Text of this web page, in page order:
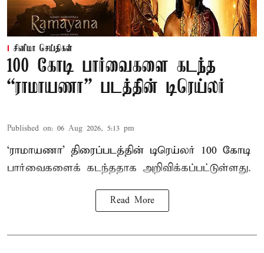
சினிமா செய்திகள்
100 கோடி பார்வைகளை கடந்த
“ராமாயணா” படத்தின் டிரெய்லர்
Published on: 06 Aug 2026, 5:13 pm
‘ராமாயணா’ திரைப்படத்தின் டிரெய்லர் 100 கோடி
பார்வைகளைக் கடந்ததாக அறிவிக்கப்பட்டுள்ளது.
Read More